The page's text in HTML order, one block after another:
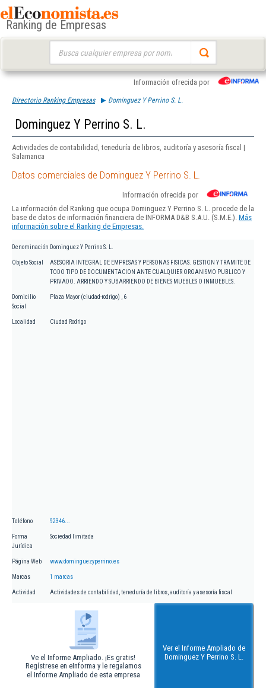
Ranking de Empresas
Información ofrecida por
Directorio Ranking Empresas Dominguez Y Perrino S. L.
Dominguez Y Perrino S. L.
Actividades de contabilidad, teneduría de libros, auditoría y asesoría fiscal |
Salamanca
Datos comerciales de Dominguez Y Perrino S. L.
Información ofrecida por
La información del Ranking que ocupa Dominguez Y Perrino S. L. procede de la
base de datos de información financiera de INFORMA D&B S.A.U. (S.M.E.). Más
información sobre el Ranking de Empresas.
Denominación Dominguez Y Perrino S. L.
Objeto Social
ASESORIA INTEGRAL DE EMPRESAS Y PERSONAS FISICAS. GESTION Y TRAMITE DE
TODO TIPO DE DOCUMENTACION ANTE CUALQUIER ORGANISMO PUBLICO Y
PRIVADO. ARRIENDO Y SUBARRIENDO DE BIENES MUEBLES O INMUEBLES.
Domicilio
Social
Plaza Mayor (ciudad-rodrigo) , 6
Localidad Ciudad Rodrigo
Teléfono 92346...
Forma
Jurídica
Sociedad limitada
Página Web www.dominguezyperrino.es
Marcas 1 marcas
Actividad Actividades de contabilidad, teneduría de libros, auditoría y asesoría fiscal
Ve el Informe Ampliado. ¡Es gratis!
Regístrese en eInforma y le regalamos
el Informe Ampliado de esta empresa
Ver el Informe Ampliado de
Dominguez Y Perrino S. L.